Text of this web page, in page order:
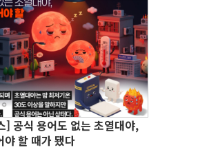
] 공식 용어도 없는 초열대야,
야 할 때가 됐다